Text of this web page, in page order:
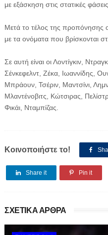
με εξάσκηση στις στατικές φάσεις.
Μετά το τέλος της προπόνησης
με τα ονόματα που βρίσκονται
Σε αυτή είναι οι Λοντίγκιν,
Σένκεφελντ, Ζέκα, Ιωαννίδης,
Μπράουν, Τσέριν, Μαντσίνι,
Μλαντένοβιτς, Κώτσιρας,
Φικάι, Νταμπίζας.
Κοινοποιήστε το!
Share it Pin it
ΣΧΕΤΙΚΑ ΑΡΘΡΑ